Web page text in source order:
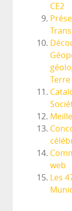
CE2
Terre
web
Les